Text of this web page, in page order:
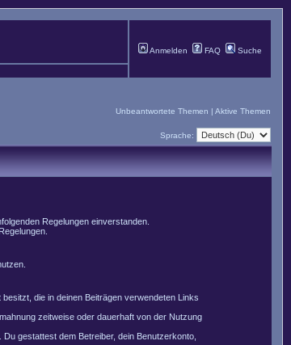
Anmelden FAQ Suche
Unbeantwortete Themen | Aktive Themen
Sprache:
Regelungen einverstanden.
die in deinen Beiträgen verwendeten Links
zeitweise oder dauerhaft von der Nutzung
gestattest dem Betreiber, dein Benutzerkonto,